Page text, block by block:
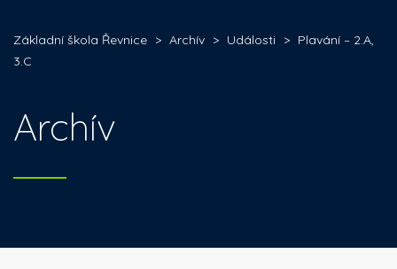
Základní škola Řevnice > Archív > Události > Plavání – 2.A,
3.C
Archív